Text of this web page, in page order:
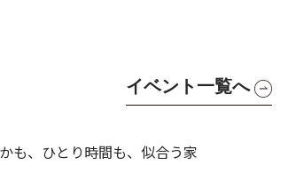
イベント一覧へ
も、ひとり時間も、似合う家